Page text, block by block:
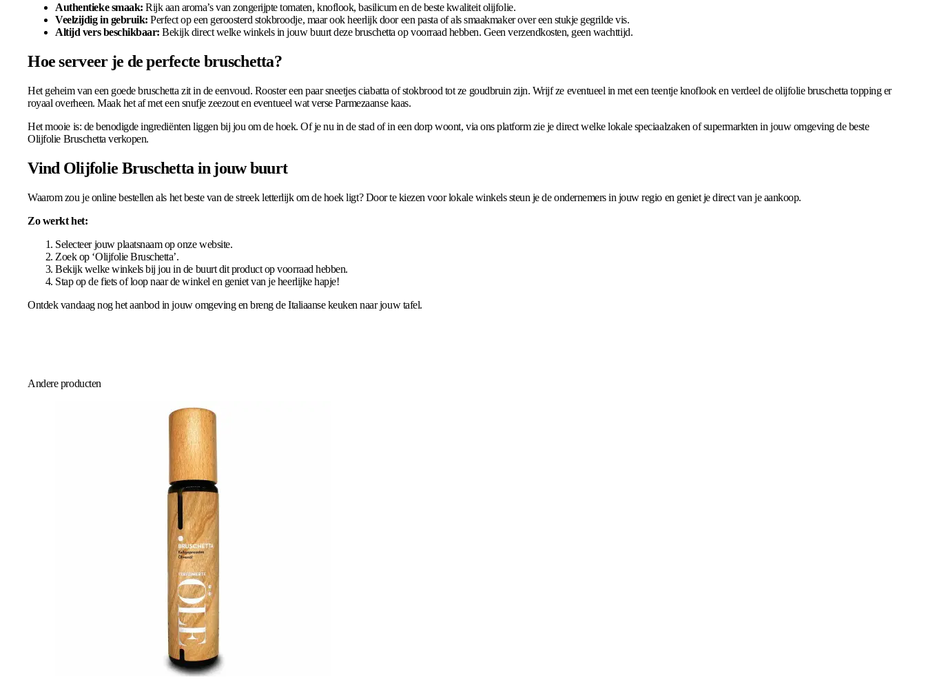
Authentieke smaak: Rijk aan aroma’s van zongerijpte tomaten, knoflook, basilicum en de beste kwaliteit olijfolie.
Veelzijdig in gebruik: Perfect op een geroosterd stokbroodje, maar ook heerlijk door een pasta of als smaakmaker over een stukje gegrilde vis.
Altijd vers beschikbaar: Bekijk direct welke winkels in jouw buurt deze bruschetta op voorraad hebben. Geen verzendkosten, geen wachttijd.
Hoe serveer je de perfecte bruschetta?
Het geheim van een goede bruschetta zit in de eenvoud. Rooster een paar sneetjes ciabatta of stokbrood tot ze goudbruin zijn. Wrijf ze eventueel in met een teentje knoflook en verdeel de olijfolie bruschetta topping er
royaal overheen. Maak het af met een snufje zeezout en eventueel wat verse Parmezaanse kaas.
Het mooie is: de benodigde ingrediënten liggen bij jou om de hoek. Of je nu in de stad of in een dorp woont, via ons platform zie je direct welke lokale speciaalzaken of supermarkten in jouw omgeving de beste
Olijfolie Bruschetta verkopen.
Vind Olijfolie Bruschetta in jouw buurt
Waarom zou je online bestellen als het beste van de streek letterlijk om de hoek ligt? Door te kiezen voor lokale winkels steun je de ondernemers in jouw regio en geniet je direct van je aankoop.
Zo werkt het:
Selecteer jouw plaatsnaam op onze website.
Zoek op ‘Olijfolie Bruschetta’.
Bekijk welke winkels bij jou in de buurt dit product op voorraad hebben.
Stap op de fiets of loop naar de winkel en geniet van je heerlijke hapje!
Ontdek vandaag nog het aanbod in jouw omgeving en breng de Italiaanse keuken naar jouw tafel.
Andere producten